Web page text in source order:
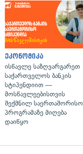
ეკონომიკა
ისწავლე საზღვარგარეთ
საქართველოს ბანკის
სტიპენდიით —
მოსწავლეებისთვის
შექმნილ საერთაშორისო
პროგრამაზე მიღება
დაიწყო